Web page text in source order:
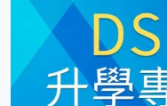
政局